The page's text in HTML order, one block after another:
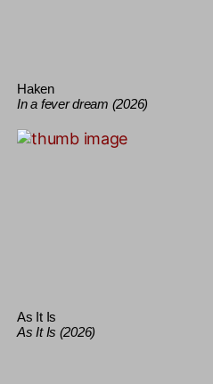
Haken
In a fever dream (2026)
As It Is
As It Is (2026)